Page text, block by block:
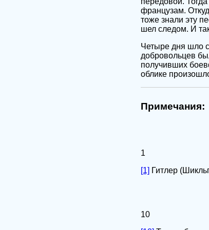
французам.
тоже знали эту
шел следом. И
Четыре дня шло
добровольцев
получивших
облике
Примечания:
1
[1] Гитлер
10